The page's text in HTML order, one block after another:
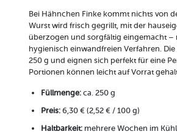
Bei Hähnchen Finke kommt nichts von
Wurst wird frisch gegrillt, mit der
überzogen und sorgfältig eingemacht –
hygienisch einwandfreien Verfahren.
250 g und eignen sich perfekt für eine
Portionen können leicht auf Vorrat
Füllmenge:ca. 250 g
Preis:6,30 € (2,52 € / 100 g)
Haltbarkeit:mehrere Wochen im